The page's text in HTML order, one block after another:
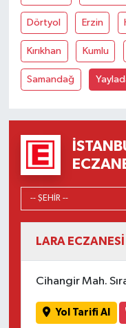
Dörtyol Erzin
Kırıkhan Kumlu
Samandağ
LARA ECZANESİ
Cihangir Mah.
Yol Tarifi Al